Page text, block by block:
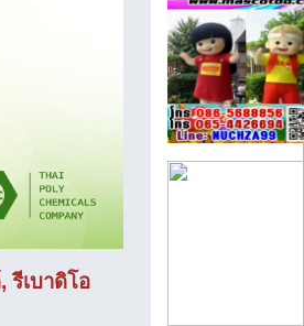
รีเบาดิโอ